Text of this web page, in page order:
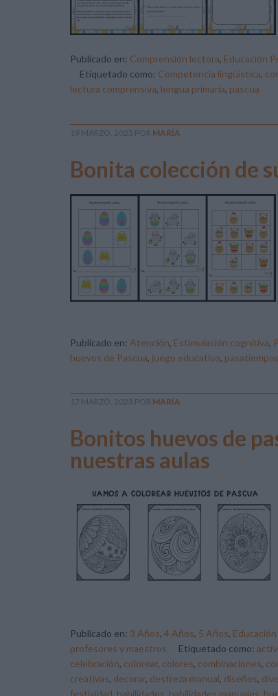
Publicado en: Comprensión lectora, Educación
Etiquetado como: Competencia lingüística,
lectura comprensiva, lengua primaria, pascua
19 MARZO, 2023 POR MARÍA
Bonita colección de
Publicado en: Atención, Estimulación cognitiva,
huevos de Pascua, juego educativo, pasatiempos
17 MARZO, 2023 POR MARÍA
Bonitos huevos de
nuestras aulas
Publicado en: 3 Años, 4 Años, 5 Años,
profesores y maestros
Etiquetado como:
celebración, colorear, colores, combinaciones,
creativas, decorar, destreza manual, diseños,
festividad habilidades habilidades manuales